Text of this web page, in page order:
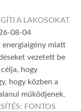
A LAKOSOKAT
08-04
energiaigény miatt
vezetett be
hogy
hogy közben a
működjenek.
FONTOS